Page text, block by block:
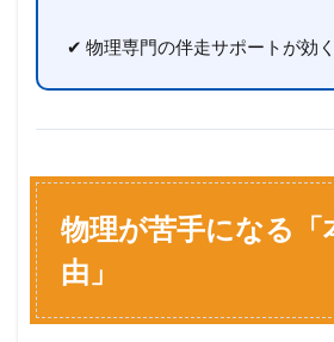
✔ 物理専門の伴走サポートが効
物理が苦手になる「
由」